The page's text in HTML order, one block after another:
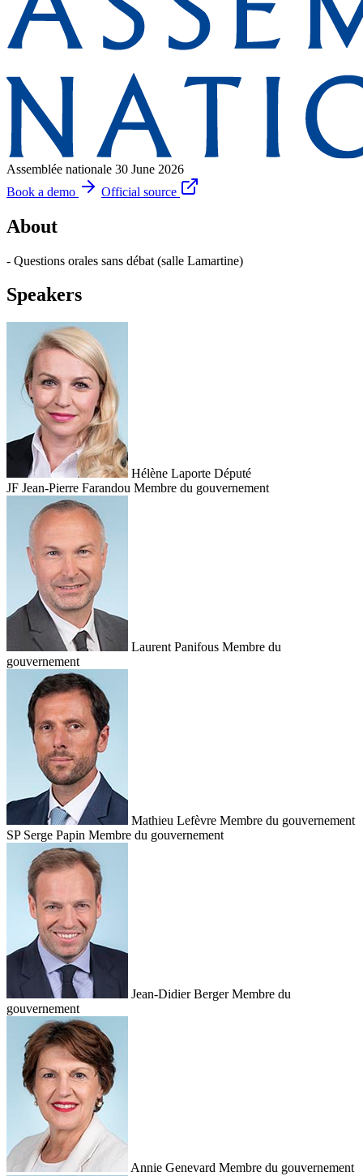
Assemblée nationale 30 June 2026
Book a demo
Official source
About
- Questions orales sans débat (salle Lamartine)
Speakers
Hélène Laporte Député
JF Jean-Pierre Farandou Membre du gouvernement
Laurent Panifous Membre du
gouvernement
Mathieu Lefèvre Membre du gouvernement
SP Serge Papin Membre du gouvernement
Jean-Didier Berger Membre du
gouvernement
Annie Genevard Membre du gouvernement